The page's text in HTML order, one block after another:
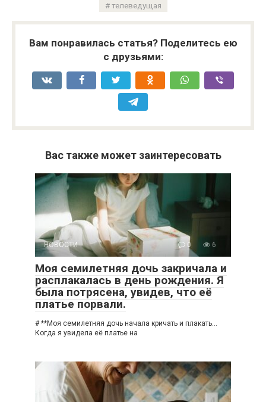
телеведущая
Вам понравилась статья? Поделитесь ею
с друзьями:
Вас также может заинтересовать
НОВОСТИ 0 6
Моя семилетняя дочь закричала и
расплакалась в день рождения. Я
была потрясена, увидев, что её
платье порвали.
# **Моя семилетняя дочь начала кричать и плакать…
Когда я увидела её платье на